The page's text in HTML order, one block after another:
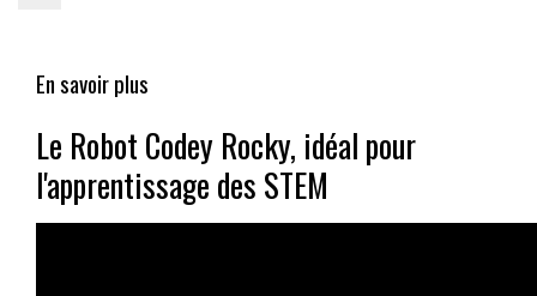
En savoir plus
Le Robot Codey Rocky, idéal pour
l'apprentissage des STEM